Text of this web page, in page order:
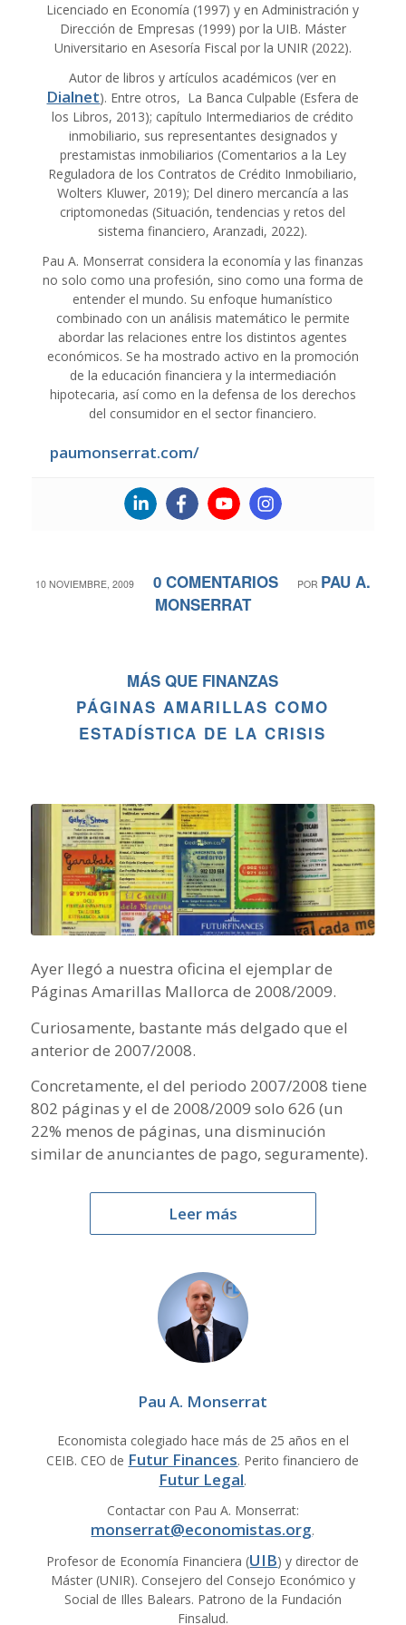
Licenciado en Economía (1997) y en Administración y
Dirección de Empresas (1999) por la UIB. Máster
Universitario en Asesoría Fiscal por la UNIR (2022).
Autor de libros y artículos académicos (ver en
Dialnet). Entre otros, La Banca Culpable (Esfera de
los Libros, 2013); capítulo Intermediarios de crédito
inmobiliario, sus representantes designados y
prestamistas inmobiliarios (Comentarios a la Ley
Reguladora de los Contratos de Crédito Inmobiliario,
Wolters Kluwer, 2019); Del dinero mercancía a las
criptomonedas (Situación, tendencias y retos del
sistema financiero, Aranzadi, 2022).
Pau A. Monserrat considera la economía y las finanzas
no solo como una profesión, sino como una forma de
entender el mundo. Su enfoque humanístico
combinado con un análisis matemático le permite
abordar las relaciones entre los distintos agentes
económicos. Se ha mostrado activo en la promoción
de la educación financiera y la intermediación
hipotecaria, así como en la defensa de los derechos
del consumidor en el sector financiero.
paumonserrat.com/
10 NOVIEMBRE, 2009
/ 0 COMENTARIOS
/ POR PAU A.
MONSERRAT
MÁS QUE FINANZAS
PÁGINAS AMARILLAS COMO
ESTADÍSTICA DE LA CRISIS
Ayer llegó a nuestra oficina el ejemplar de
Páginas Amarillas Mallorca de 2008/2009.
Curiosamente, bastante más delgado que el
anterior de 2007/2008.
Concretamente, el del periodo 2007/2008 tiene
802 páginas y el de 2008/2009 solo 626 (un
22% menos de páginas, una disminución
similar de anunciantes de pago, seguramente).
Leer más
Pau A. Monserrat
Economista colegiado hace más de 25 años en el
CEIB. CEO de Futur Finances. Perito financiero de
Futur Legal.
Contactar con Pau A. Monserrat:
monserrat@economistas.org.
Profesor de Economía Financiera (UIB) y director de
Máster (UNIR). Consejero del Consejo Económico y
Social de Illes Balears. Patrono de la Fundación
Finsalud.